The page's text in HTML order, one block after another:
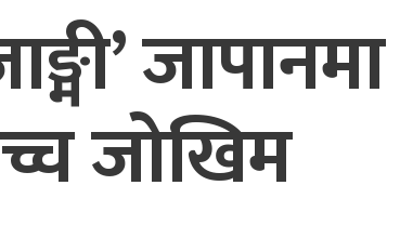
जोखिम